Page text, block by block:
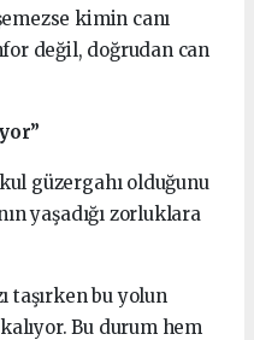
kimin canı
değil, doğrudan can
güzergahı olduğunu
yaşadığı zorluklara
taşırken bu yolun
Bu durum hem